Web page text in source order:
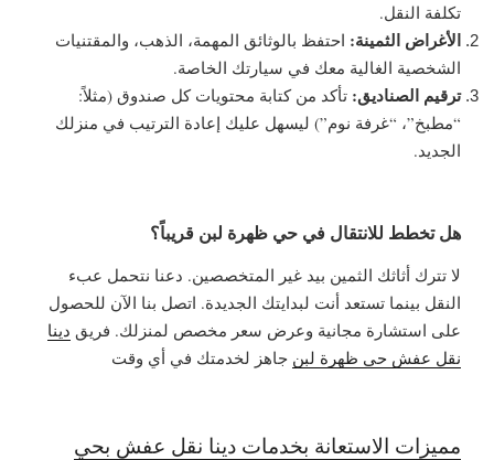
تكلفة النقل.
الأغراض الثمينة: احتفظ بالوثائق المهمة، الذهب، والمقتنيات
الشخصية الغالية معك في سيارتك الخاصة.
ترقيم الصناديق: تأكد من كتابة محتويات كل صندوق (مثلاً:
“مطبخ”، “غرفة نوم”) ليسهل عليك إعادة الترتيب في منزلك
الجديد.
هل تخطط للانتقال في حي ظهرة لبن قريباً؟
لا تترك أثاثك الثمين بيد غير المتخصصين. دعنا نتحمل عبء
النقل بينما تستعد أنت لبدايتك الجديدة. اتصل بنا الآن للحصول
على استشارة مجانية وعرض سعر مخصص لمنزلك. فريق دينا
نقل عفش حي ظهرة لبن جاهز لخدمتك في أي وقت
مميزات الاستعانة بخدمات دينا نقل عفش بحي